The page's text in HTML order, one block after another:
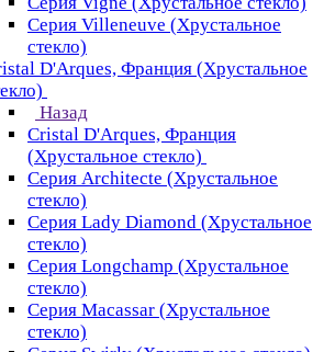
Серия Villeneuve (Хрустальное
стекло)
D'Arques, Франция (Хрустальное
Назад
Cristal D'Arques, Франция
(Хрустальное стекло)
Серия Architecte (Хрустальное
стекло)
Серия Lady Diamond (Хрустальное
стекло)
Серия Longchamp (Хрустальное
стекло)
Серия Macassar (Хрустальное
стекло)